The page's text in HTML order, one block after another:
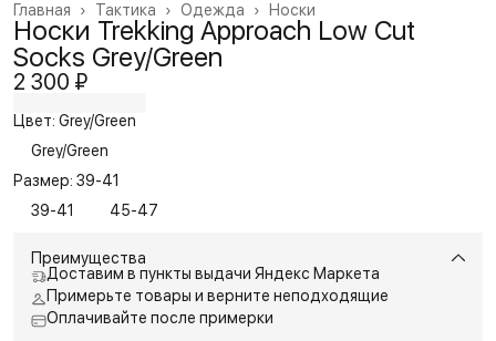
Носки
Одежда ›
Тактика ›
Главная ›
Носки Trekking Approach Low Cut
Socks Grey/Green
2 300 ₽
Цвет: Grey/Green
Grey/Green
Размер: 39-41
39-41
45-47
Преимущества
Доставим в пункты выдачи Яндекс Маркета
Примерьте товары и верните неподходящие
Оплачивайте после примерки